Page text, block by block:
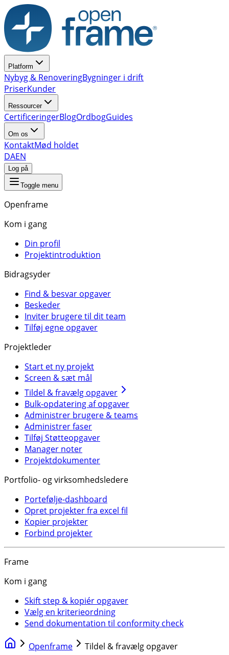
Platform
Nybyg & RenoveringBygninger i drift
PriserKunder
Ressourcer
CertificeringerBlogOrdbogGuides
Om os
KontaktMød holdet
DAEN
Log på
Toggle menu
Openframe
Kom i gang
Din profil
Projektintroduktion
Bidragsyder
Find & besvar opgaver
Beskeder
Inviter brugere til dit team
Tilføj egne opgaver
Projektleder
Start et ny projekt
Screen & sæt mål
Tildel & fravælg opgaver
Bulk-opdatering af opgaver
Administrer brugere & teams
Administrer faser
Tilføj Støtteopgaver
Manager noter
Projektdokumenter
Portfolio- og virksomhedsledere
Portefølje-dashboard
Opret projekter fra excel fil
Kopier projekter
Forbind projekter
Frame
Kom i gang
Skift step & kopiér opgaver
Vælg en kriterieordning
Send dokumentation til conformity check
Openframe Tildel & fravælg opgaver